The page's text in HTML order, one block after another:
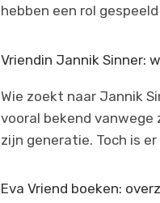
hebben een rol
Vriendin Jannik Sinner:
Wie zoekt naar Jannik
vooral bekend
zijn generatie. Toch is
Eva Vriend boeken: